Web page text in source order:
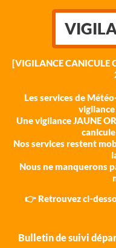
[VIGILANCE CANICULE
Les services de
vigilance
Une vigilance JAUNE
Nos services restent
Nous ne manquerons
👉 Retrouvez ci-
Bulletin de suivi